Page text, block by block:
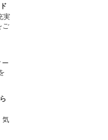
実
ご
ー
気